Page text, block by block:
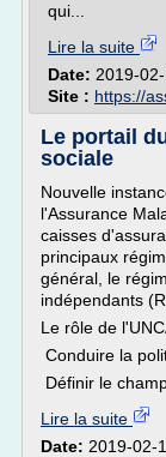
qui...
Lire la suite
Date: 2019-
Site : https://
Le portail
sociale
Nouvelle
l'Assurance
caisses
principaux
général, le
indépendants
Le rôle de
Conduire la
Définir le champ
Lire la suite
Date: 2019-02-